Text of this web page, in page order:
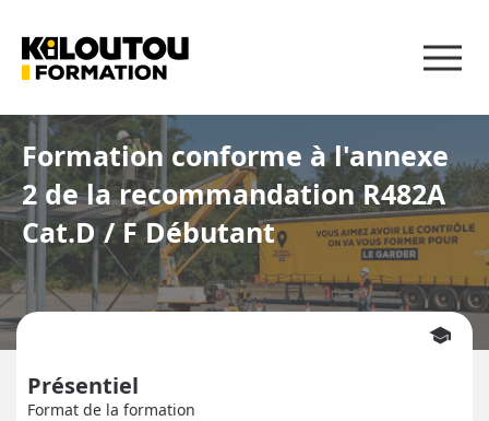
Formation conforme à l'annexe
2 de la recommandation R482A
Cat.D / F Débutant
Présentiel
Format de la formation
school